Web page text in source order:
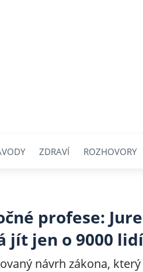
ZDRAVÍ ROZHOVORY
profese:
jít jen o 9000 lidí
návrh zákona,